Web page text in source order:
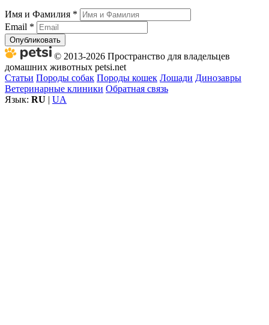
Имя и Фамилия *
Email *
Опубликовать
© 2013-2026 Пространство для владельцев
домашних животных petsi.net
Статьи Породы собак Породы кошек Лошади Динозавры
Ветеринарные клиники Обратная связь
Язык: RU | UA